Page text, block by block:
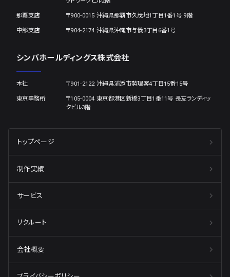
那覇支店 〒900-0015 沖縄県那覇市久茂地1丁目1番1号 9階
中部支店 〒904-2174 沖縄県沖縄市与儀3丁目6番1号
シンバホールディングス株式会社
本社 〒901-2122 沖縄県浦添市勢理客4丁目15番15号
東京事務所
〒105-0004 東京都港区新橋3丁目1番11号 長友ランディッ
クビル3階
トップページ
制作実績
サービス
リクルート
会社概要